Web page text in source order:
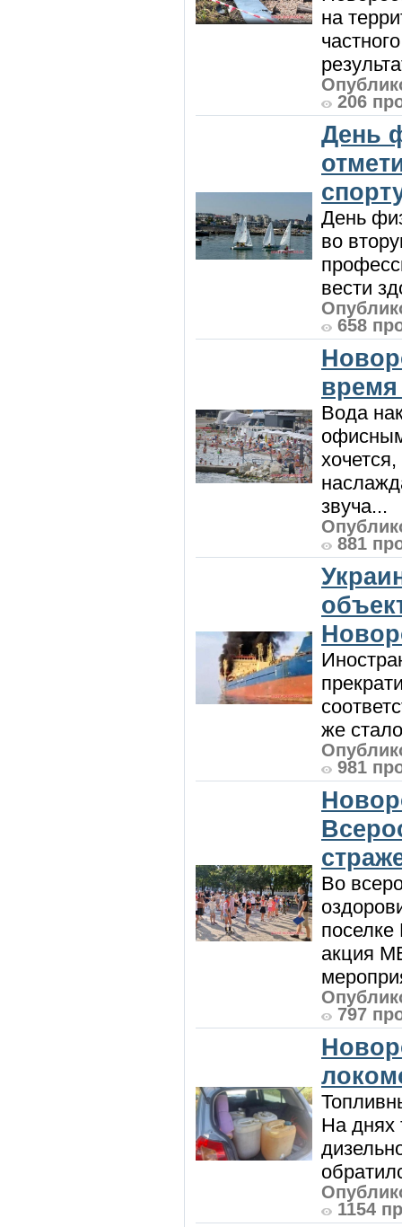
на
206
День
День
во
вести
658
Вода
звуча...
881
же
981
Во
акция
797
На днях
1154